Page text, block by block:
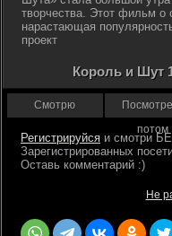
творчества. Этот фильм о
нарастающая
проект
Король и Шут
Смотрю
потом
Регистрируйся
Не